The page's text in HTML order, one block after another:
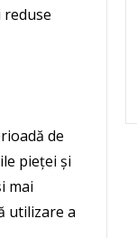
de
pieței și
mai
utilizare a